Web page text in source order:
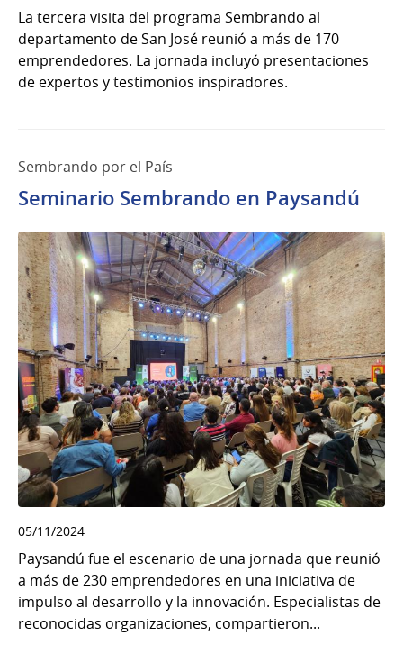
La tercera visita del programa Sembrando al
departamento de San José reunió a más de 170
emprendedores. La jornada incluyó presentaciones
de expertos y testimonios inspiradores.
Sembrando por el País
Seminario Sembrando en Paysandú
05/11/2024
Paysandú fue el escenario de una jornada que reunió
a más de 230 emprendedores en una iniciativa de
impulso al desarrollo y la innovación. Especialistas de
reconocidas organizaciones, compartieron...